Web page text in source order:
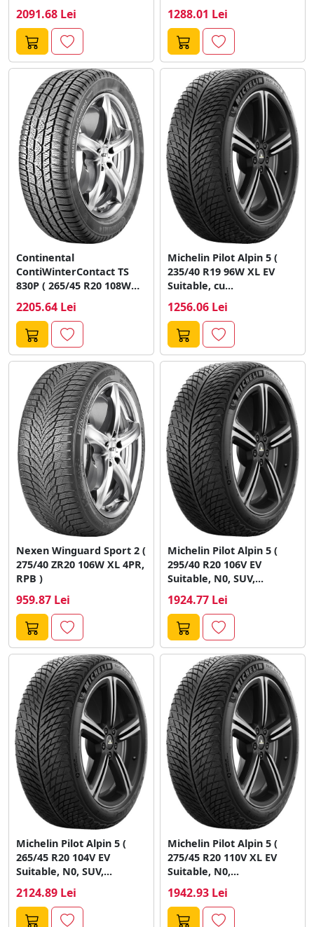
2091.68 Lei 1288.01 Lei
Continental
ContiWinterContact TS
830P ( 265/45 R20 108W
2205.64 Lei
Michelin Pilot Alpin 5 (
235/40 R19 96W XL EV
Suitable, cu...
1256.06 Lei
Nexen Winguard Sport 2 (
275/40 ZR20 106W XL 4PR,
RPB )
959.87 Lei
Michelin Pilot Alpin 5 (
295/40 R20 106V EV
Suitable, N0, SUV,...
1924.77 Lei
Michelin Pilot Alpin 5 (
265/45 R20 104V EV
Suitable, N0, SUV,...
2124.89 Lei
Michelin Pilot Alpin 5 (
275/45 R20 110V XL EV
Suitable, N0,...
1942.93 Lei